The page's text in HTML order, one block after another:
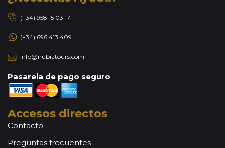
(+34) 958 15 03 17
(+34) 696 413 409
info@nubiatours.com
Pasarela de pago seguro
Accesos directos
Contacto
Preguntas frecuentes